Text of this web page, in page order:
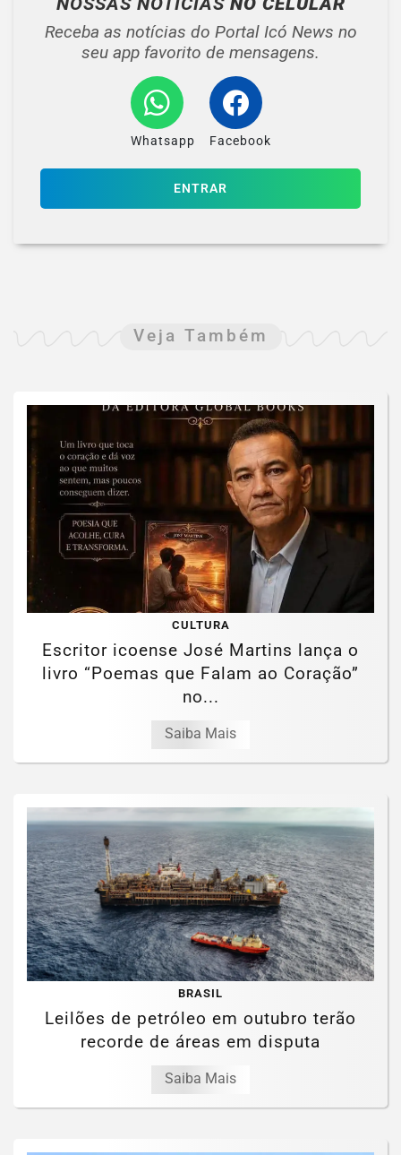
Receba as notícias do Portal Icó News no
seu app favorito de mensagens.
Whatsapp Facebook
ENTRAR
Veja Também
CULTURA
Escritor icoense José Martins lança o
livro “Poemas que Falam ao Coração”
no...
Saiba Mais
BRASIL
Leilões de petróleo em outubro terão
recorde de áreas em disputa
Saiba Mais